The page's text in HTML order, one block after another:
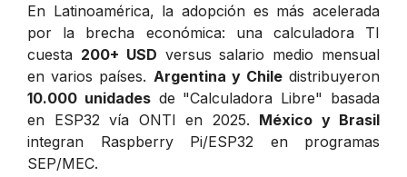
En Latinoamérica, la adopción es más acelerada
por la brecha económica: una calculadora TI
cuesta 200+ USD versus salario medio mensual
en varios países. Argentina y Chiledistribuyeron
10.000 unidadesde "Calculadora Libre" basada
en ESP32 vía ONTI en 2025. México y Brasil
integran Raspberry Pi/ESP32 en programas
SEP/MEC.